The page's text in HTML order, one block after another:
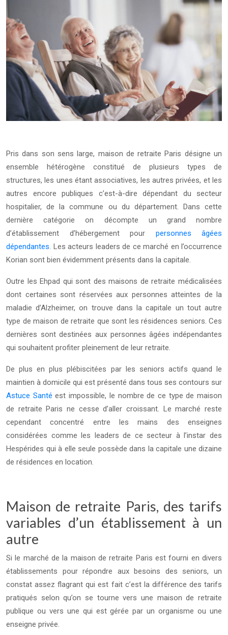
Pris dans son sens large, maison de retraite Paris désigne un
ensemble hétérogène constitué de plusieurs types de
structures, les unes étant associatives, les autres privées, et les
autres encore publiques c’est-à-dire dépendant du secteur
hospitalier, de la commune ou du département. Dans cette
dernière catégorie on décompte un grand nombre
d’établissement d’hébergement pour personnes âgées
dépendantes. Les acteurs leaders de ce marché en l’occurrence
Korian sont bien évidemment présents dans la capitale.
Outre les Ehpad qui sont des maisons de retraite médicalisées
dont certaines sont réservées aux personnes atteintes de la
maladie d’Alzheimer, on trouve dans la capitale un tout autre
type de maison de retraite que sont les résidences seniors. Ces
dernières sont destinées aux personnes âgées indépendantes
qui souhaitent profiter pleinement de leur retraite.
De plus en plus plébiscitées par les seniors actifs quand le
maintien à domicile qui est présenté dans tous ses contours sur
Astuce Santé est impossible, le nombre de ce type de maison
de retraite Paris ne cesse d’aller croissant. Le marché reste
cependant concentré entre les mains des enseignes
considérées comme les leaders de ce secteur à l’instar des
Hespérides qui à elle seule possède dans la capitale une dizaine
de résidences en location.
Maison de retraite Paris, des tarifs
variables d’un établissement à un
autre
Si le marché de la maison de retraite Paris est fourni en divers
établissements pour répondre aux besoins des seniors, un
constat assez flagrant qui est fait c’est la différence des tarifs
pratiqués selon qu’on se tourne vers une maison de retraite
publique ou vers une qui est gérée par un organisme ou une
enseigne privée.